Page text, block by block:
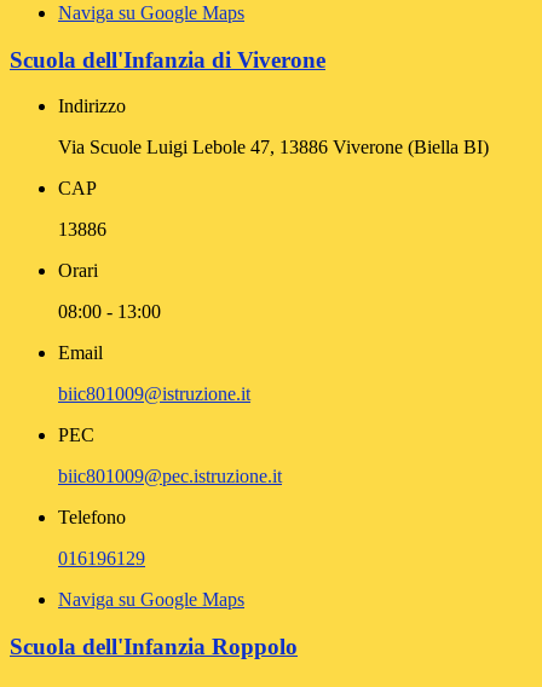
Naviga su Google Maps
Scuola dell'Infanzia di Viverone
Indirizzo
Via Scuole Luigi Lebole 47, 13886 Viverone (Biella BI)
CAP
13886
Orari
08:00 - 13:00
Email
biic801009@istruzione.it
PEC
biic801009@pec.istruzione.it
Telefono
016196129
Naviga su Google Maps
Scuola dell'Infanzia Roppolo